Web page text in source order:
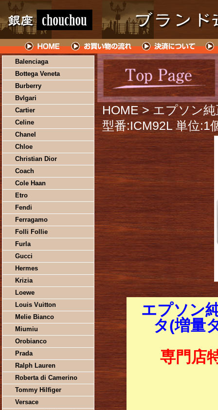
Balenciaga
Bottega Veneta
Burberry
Bvlgari
Cartier
Celine
Chanel
Chloe
Christian Dior
Coach
Cole Haan
Etro
Fendi
Ferragamo
Folli Follie
Furla
Gucci
Hermes
Krizia
Loewe
Louis Vuitton
Melie Bianco
Miumiu
Orobianco
Prada
Ralph Lauren
Roberta di Camerino
Tommy Hilfiger
Versace
HOME > エプソン
型番:ICM92L 単位:1
エプソン
タ(増量
専門店